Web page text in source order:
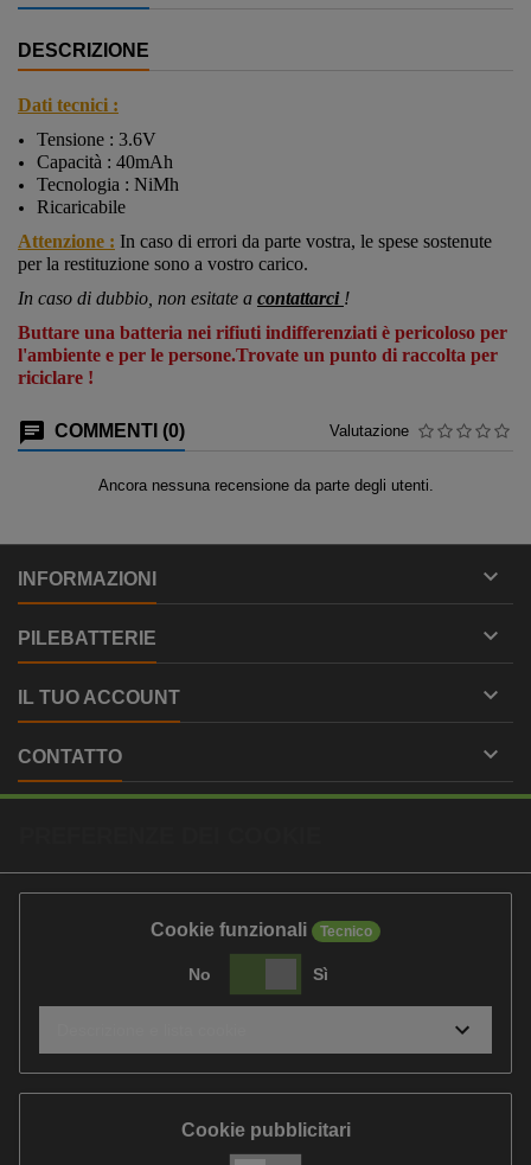
DESCRIZIONE
Dati tecnici :
Tensione : 3.6V
Capacità : 40mAh
Tecnologia : NiMh
Ricaricabile
Attenzione : In caso di errori da parte vostra, le spese sostenute
per la restituzione sono a vostro carico.
In caso di dubbio, non esitate a contattarci !
Buttare una batteria nei rifiuti indifferenziati è pericoloso per
l'ambiente e per le persone.Trovate un punto di raccolta per
riciclare !
COMMENTI (0) Valutazione
Ancora nessuna recensione da parte degli utenti.
INFORMAZIONI 
PILEBATTERIE 
IL TUO ACCOUNT 
CONTATTO 
Cookie funzionali Tecnico
No Sì
Cookie pubblicitari